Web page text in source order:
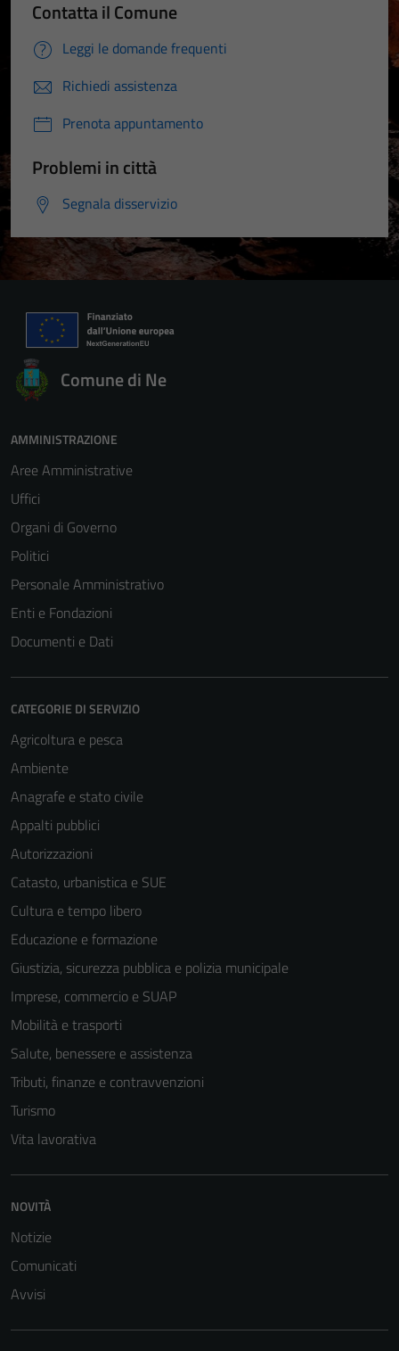
Contatta il Comune
Leggi le domande frequenti
Richiedi assistenza
Prenota appuntamento
Problemi in città
Segnala disservizio
Comune di Ne
AMMINISTRAZIONE
Aree Amministrative
Uffici
Organi di Governo
Politici
Personale Amministrativo
Enti e Fondazioni
Documenti e Dati
CATEGORIE DI SERVIZIO
Agricoltura e pesca
Ambiente
Anagrafe e stato civile
Appalti pubblici
Autorizzazioni
Catasto, urbanistica e SUE
Cultura e tempo libero
Educazione e formazione
Giustizia, sicurezza pubblica e polizia municipale
Imprese, commercio e SUAP
Mobilità e trasporti
Salute, benessere e assistenza
Tributi, finanze e contravvenzioni
Turismo
Vita lavorativa
NOVITÀ
Notizie
Comunicati
Avvisi